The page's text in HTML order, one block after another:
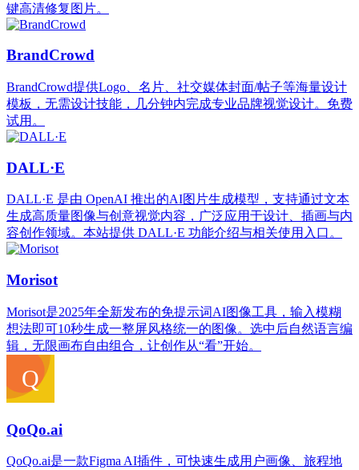
键高清修复图片。
BrandCrowd
BrandCrowd提供Logo、名片、社交媒体封面/帖子等海量设计
模板，无需设计技能，几分钟内完成专业品牌视觉设计。免费
试用。
DALL·E
DALL·E 是由 OpenAI 推出的AI图片生成模型，支持通过文本
生成高质量图像与创意视觉内容，广泛应用于设计、插画与内
容创作领域。本站提供 DALL·E 功能介绍与相关使用入口。
Morisot
Morisot是2025年全新发布的免提示词AI图像工具，输入模糊
想法即可10秒生成一整屏风格统一的图像。选中后自然语言编
辑，无限画布自由组合，让创作从“看”开始。
QoQo.ai
QoQo.ai是一款Figma AI插件，可快速生成用户画像、旅程地